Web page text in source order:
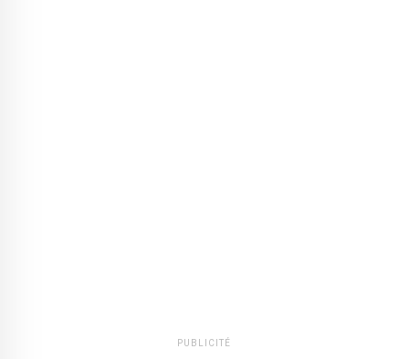
PUBLICITÉ